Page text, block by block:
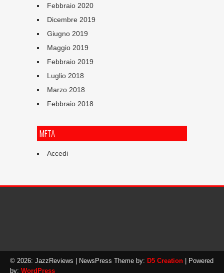
Febbraio 2020
Dicembre 2019
Giugno 2019
Maggio 2019
Febbraio 2019
Luglio 2018
Marzo 2018
Febbraio 2018
META
Accedi
© 2026: JazzReviews | NewsPress Theme by: D5 Creation | Powered
by: WordPress